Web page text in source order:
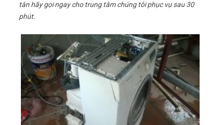
tân hãy gọi ngay cho trung tâm chúng tôi phục vụ sau 30
phút.